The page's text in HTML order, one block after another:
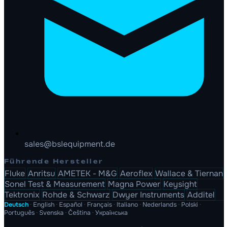
sales@bslequipment.de
Führende Hersteller
Fluke Anritsu AMETEK - M&G Aeroflex Wallace & Tiernan
Sonel Test & Measurement Magna Power Keysight
Tektronix Rohde & Schwarz Dwyer Instruments Additel
Deutsch · English · Español · Français · Italiano · Nederlands · Polski ·
Português · Svenska · Čeština · Українська